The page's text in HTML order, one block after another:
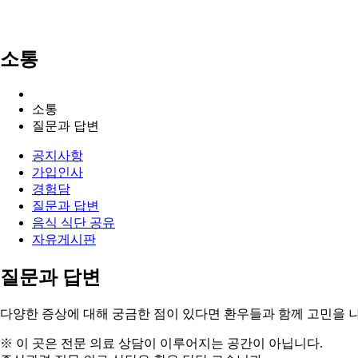
소통
소통
질문과 답변
공지사항
가입인사
경험담
질문과 답변
음식 식단 공유
자유게시판
질문과 답변
다양한 증상에 대해 궁금한 점이 있다면 환우들과 함께 고민을
※ 이 곳은 전문 의료 상담이 이루어지는 공간이 아닙니다.